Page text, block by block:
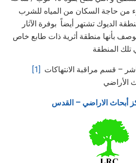
حاجة السكان من المياه للشرب
الديوك تشتهر أيضاً بوفرة الآثار
توصف بأنها منطقة أثرية ذات طابع خاص
[1]
أبحاث الاراضي – القدس